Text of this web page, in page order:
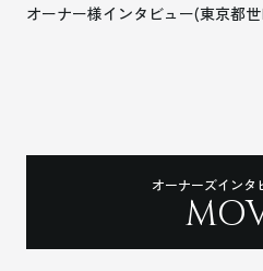
オーナー様インタビュー(東京都
オーナーズインタ